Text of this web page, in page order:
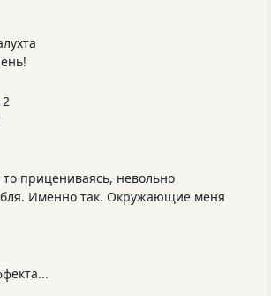
прицениваясь, невольно
бля. Именно так. Окружающие меня